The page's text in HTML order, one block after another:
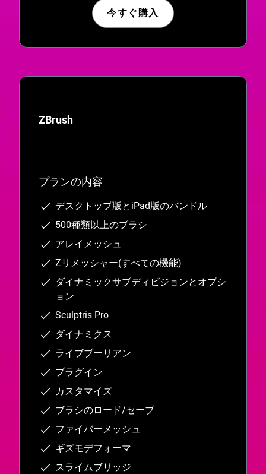
今すぐ購入
ZBrush
プランの内容
デスクトップ版とiPad版のバンドル
500種類以上のブラシ
アレイメッシュ
Zリメッシャー(すべての機能)
ダイナミックサブディビジョンとオプシ
ョン
Sculptris Pro
ダイナミクス
ライブブーリアン
プラグイン
カスタマイズ
ブラシのロード/セーブ
ファイバーメッシュ
ギズモデフォーマ
スライムブリッジ